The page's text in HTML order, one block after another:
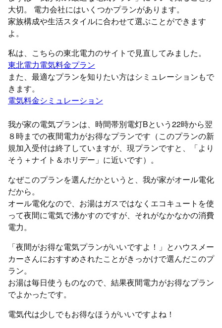
大切。 電力会社にはいくつかプランがあります。
家族構成や生活スタイルに合わせて選ぶことができます
よ。
私は、こちらの東北電力のサイトで見直してみました。
東北電力電気料金プラン
また、最適なプランを知りたい方はシミュレーションもで
きます。
電気料金シミュレーション
我が家の電気プランは、時間帯別電灯Bという22時から翌
８時までの夜間電力がお得なプランです（このプランの新
規加入受付は終了していますが、現プランですと、「より
そう＋ナイト＆ホリデー」に近いです）。
なぜこのプランを選んだかというと、我が家がオール電化
だから。
オール電化なので、お湯はガスではなくエコキュートを使
って夜間に電気で沸かすのですが、それがなかなかの消費
電力。
「夜間がお得な電気プランがいいですよ！」とハウスメー
カーさんにおすすめされたことがきっかけで選んだこのプ
ラン。
お湯は毎日使うものなので、結果夜間電力がお得なプラン
でよかったです。
電気代は少しでもお得なほうがいいですよね！